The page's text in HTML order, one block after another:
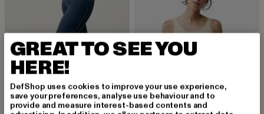
GREAT TO SEE YOU
HERE!
DefShop uses cookies to improve your use experience,
save your preferences, analyse use behaviour and to
provide and measure interest-based contents and